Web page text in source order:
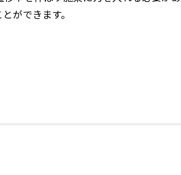
ができます。